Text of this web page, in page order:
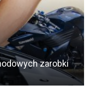
zarobki